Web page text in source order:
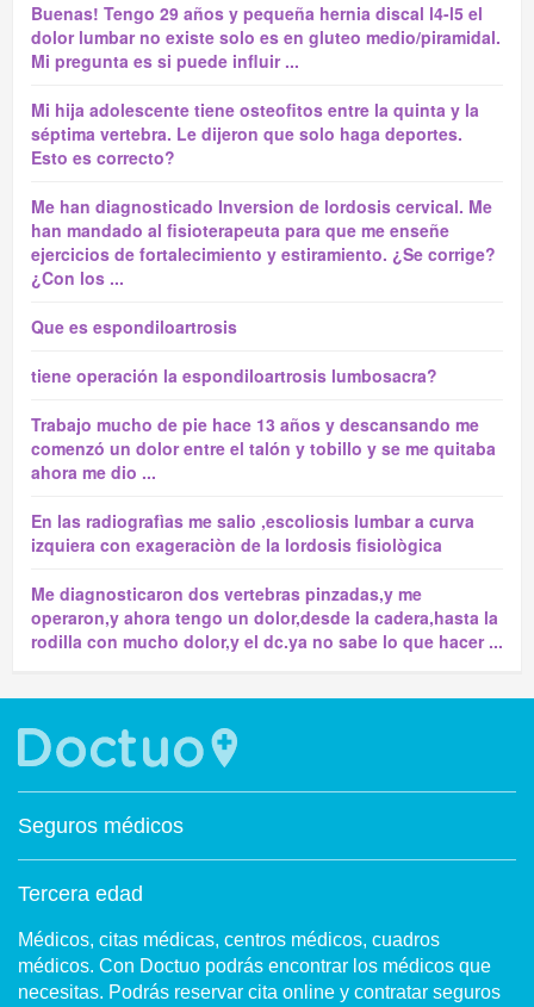
Buenas! Tengo 29 años y pequeña hernia discal l4-l5 el
dolor lumbar no existe solo es en gluteo medio/piramidal.
Mi pregunta es si puede influir ...
Mi hija adolescente tiene osteofitos entre la quinta y la
séptima vertebra. Le dijeron que solo haga deportes.
Esto es correcto?
Me han diagnosticado Inversion de lordosis cervical. Me
han mandado al fisioterapeuta para que me enseñe
ejercicios de fortalecimiento y estiramiento. ¿Se corrige?
¿Con los ...
Que es espondiloartrosis
tiene operación la espondiloartrosis lumbosacra?
Trabajo mucho de pie hace 13 años y descansando me
comenzó un dolor entre el talón y tobillo y se me quitaba
ahora me dio ...
En las radiografìas me salio ,escoliosis lumbar a curva
izquiera con exageraciòn de la lordosis fisiològica
Me diagnosticaron dos vertebras pinzadas,y me
operaron,y ahora tengo un dolor,desde la cadera,hasta la
rodilla con mucho dolor,y el dc.ya no sabe lo que hacer ...
Seguros médicos
Tercera edad
Médicos, citas médicas, centros médicos, cuadros
médicos. Con Doctuo podrás encontrar los médicos que
necesitas. Podrás reservar cita online y contratar seguros